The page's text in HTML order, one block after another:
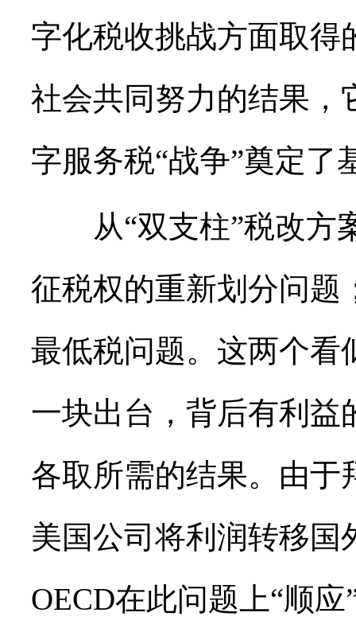
字化税收挑战方面取得
社会共同努力的结果，
字服务税“战争”奠定了
从“双支柱”税改方
征税权的重新划分问题
最低税问题。这两个看
一块出台，背后有利益
各取所需的结果。由于
美国公司将利润转移国
OECD在此问题上“顺